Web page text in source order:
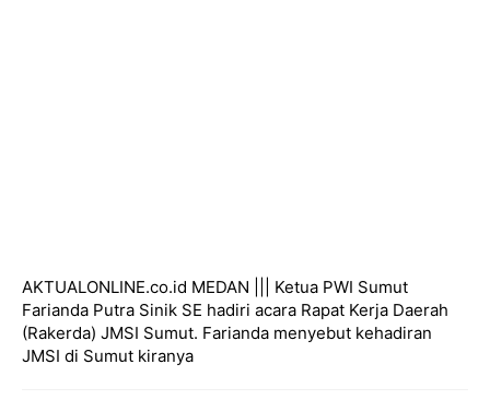
AKTUALONLINE.co.id MEDAN ||| Ketua PWI Sumut
Farianda Putra Sinik SE hadiri acara Rapat Kerja Daerah
(Rakerda) JMSI Sumut. Farianda menyebut kehadiran
JMSI di Sumut kiranya